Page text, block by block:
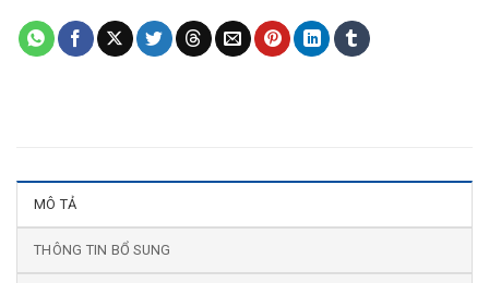
MÔ TẢ
THÔNG TIN BỔ SUNG